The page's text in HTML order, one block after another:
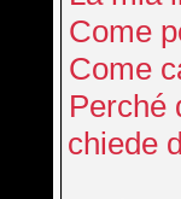
Come
Come
Perché
chiede